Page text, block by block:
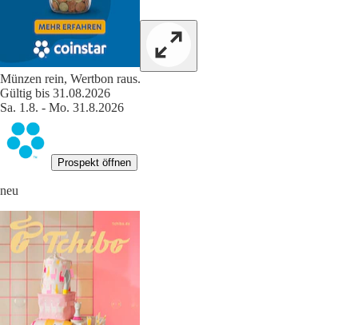
Münzen rein, Wertbon raus.
Gültig bis 31.08.2026
Sa. 1.8. - Mo. 31.8.2026
Prospekt öffnen
neu